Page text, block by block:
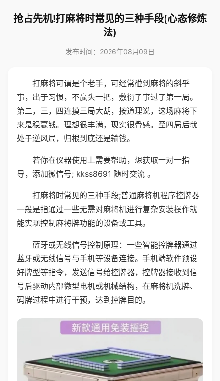
抢占先机!打麻将时常见的三种手段(心态修炼
法)
发布时间：2026年08月09日
打麻将可谓是个老手，可经常碰到麻将的斜乎
事，出于习惯，不赢头一把，敷衍了事过了第一局。
第二，三，四连摸三局大胡，按道理说，这场麻将下
来是稳赢钱。理想很丰满，现实很骨感。至四局后就
处于逆风局，归根到底还是输钱。
若你在仪器使用上需要帮助，想获取一对一指
导，添加微信号; kkss8691 随时交流 。
打麻将时常见的三种手段;普通麻将机程序控牌器
一般是指通过一些无需对麻将机进行复杂安装操作就
能实现控制麻将牌功能的设备或工具。
蓝牙或无线信号控制原理：一些智能控牌器通过
蓝牙或无线信号与手机等设备连接。手机端软件预设
好牌型等指令，发送信号给控牌器，控牌器接收到信
号后驱动内部微型电机或机械结构，在麻将机洗牌、
码牌过程中进行干预，达到控牌目的。